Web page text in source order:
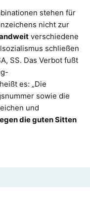
stehen für
nicht zur
verschiedene
schließen
SS. Das Verbot fußt
es: „Die
sowie die
und
die guten Sitten